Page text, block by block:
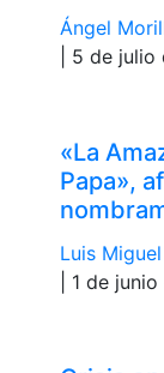
Ángel
| 5 de
«La
Papa»,
Luis
| 1 de